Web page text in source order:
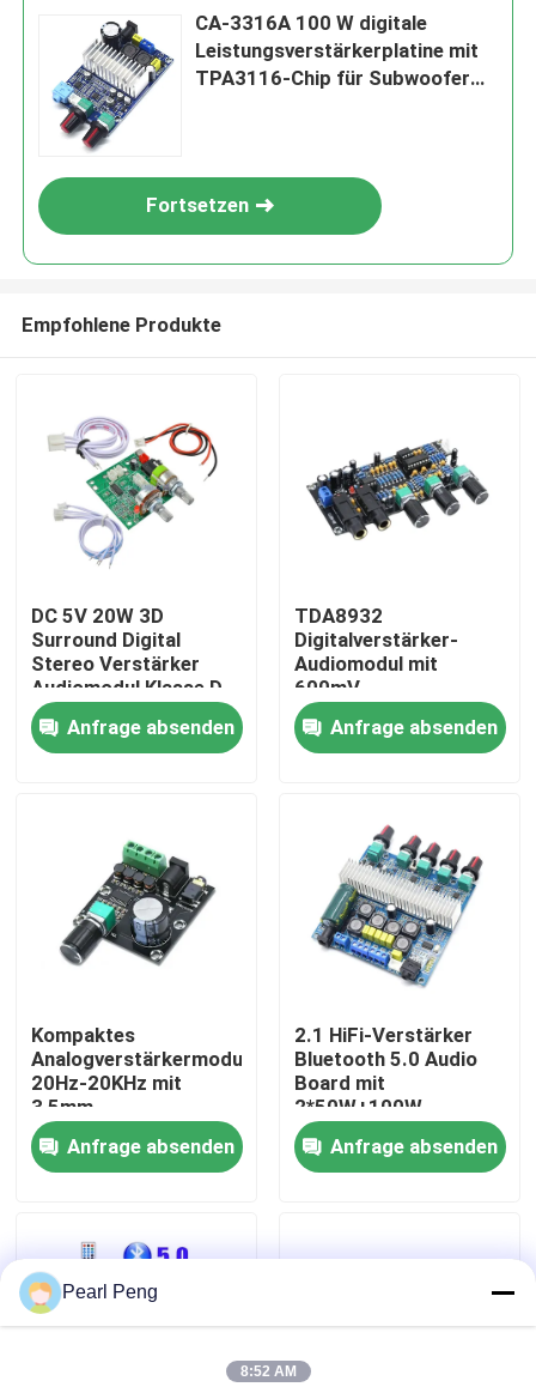
Zu Hause
Werksbesichtigung
Kontaktieren Sie uns
Neuigkeiten
Blog
Verstärker-Board-Modul
CA-3316A 100 W digitale
Leistungsverstärkerplatine mit
TPA3116-Chip für Subwoofer
Fortsetzen
Empfohlene Produkte
DC 5V 20W 3D
Surround Digital
Stereo Verstärker
Audiomodul Klasse D
Verstärkerplatine
Anfrage absenden
TDA8932
Digitalverstärker-
Audiomodul mit
600mV
Eingangsempfindlichkeit
90dB SNR und 3W
Ausgangsleistung
Anfrage absenden
Kompaktes
Analogverstärkermodul
20Hz-20KHz mit
3,5mm
Eingangsschnittstelle
und Silberveredelung
Anfrage absenden
2.1 HiFi-Verstärker
Bluetooth 5.0 Audio
Board mit
2*50W+100W
Ausgang und
DC12~24V
Stromversorgung
Anfrage absenden
Pearl Peng
8:52 AM